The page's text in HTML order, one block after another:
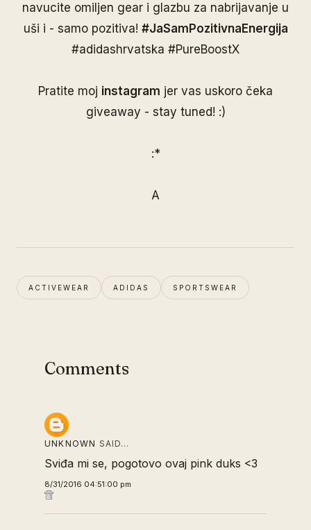
navucite omiljen gear i glazbu za nabrijavanje u
uši i - samo pozitiva! #JaSamPozitivnaEnergija
#adidashrvatska #PureBoostX
Pratite moj instagram jer vas uskoro čeka
giveaway - stay tuned! :)
:*
A
ACTIVEWEAR ADIDAS SPORTSWEAR
Comments
UNKNOWN SAID…
Sviđa mi se, pogotovo ovaj pink duks <3
8/31/2016 04:51:00 pm